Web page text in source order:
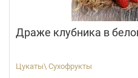
Драже клубника в
Цукаты\ Сухофрукты